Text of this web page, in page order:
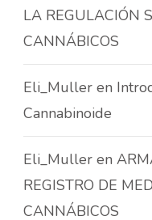
LA REGULACIÓN
CANNÁBICOS
Eli_Muller en
Cannabinoide
Eli_Muller en
REGISTRO DE
CANNÁBICOS